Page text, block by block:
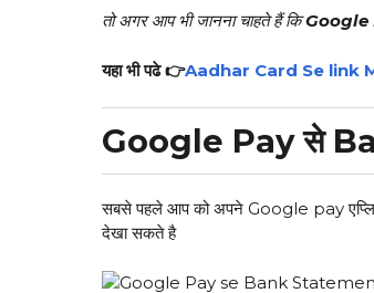
तो अगर आप भी जानना चाहते हैं किGoogle
यहा भी पढे 👉Aadhar Card Se link
Google Pay से
सबसे पहले आप को अपने Google pay
देखा सकते है